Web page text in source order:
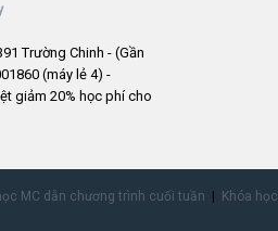
Trường Chinh - (Gần
(máy lẻ 4) -
giảm 20% học phí cho
MC dẫn chương trình cuối tuần
Khóa